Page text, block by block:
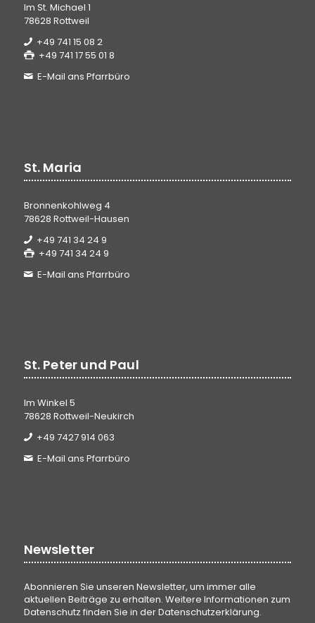
Im St. Michael 1
78628 Rottweil
+49 741 15 08 2
+49 741 17 55 01 8
E-Mail ans Pfarrbüro
St. Maria
Bronnenkohlweg 4
78628 Rottweil-Hausen
+49 741 34 24 9
+49 741 34 24 9
E-Mail ans Pfarrbüro
St. Peter und Paul
Im Winkel 5
78628 Rottweil-Neukirch
+49 7427 914 063
E-Mail ans Pfarrbüro
Newsletter
Abonnieren Sie unseren Newsletter, um immer alle
aktuellen Beiträge zu erhalten. Weitere Informationen zum
Datenschutz finden Sie in derDatenschutzerklärung.